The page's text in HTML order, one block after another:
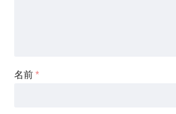
名前 *